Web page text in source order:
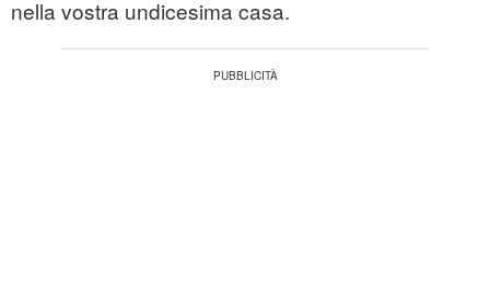
nella vostra undicesima casa.